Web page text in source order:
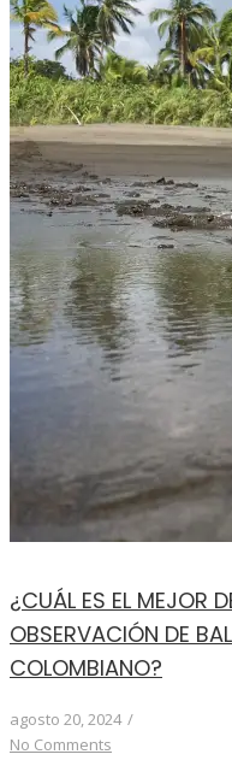
¿CUÁL ES EL MEJOR
OBSERVACIÓN DE
COLOMBIANO?
agosto 20, 2024 /
No Comments